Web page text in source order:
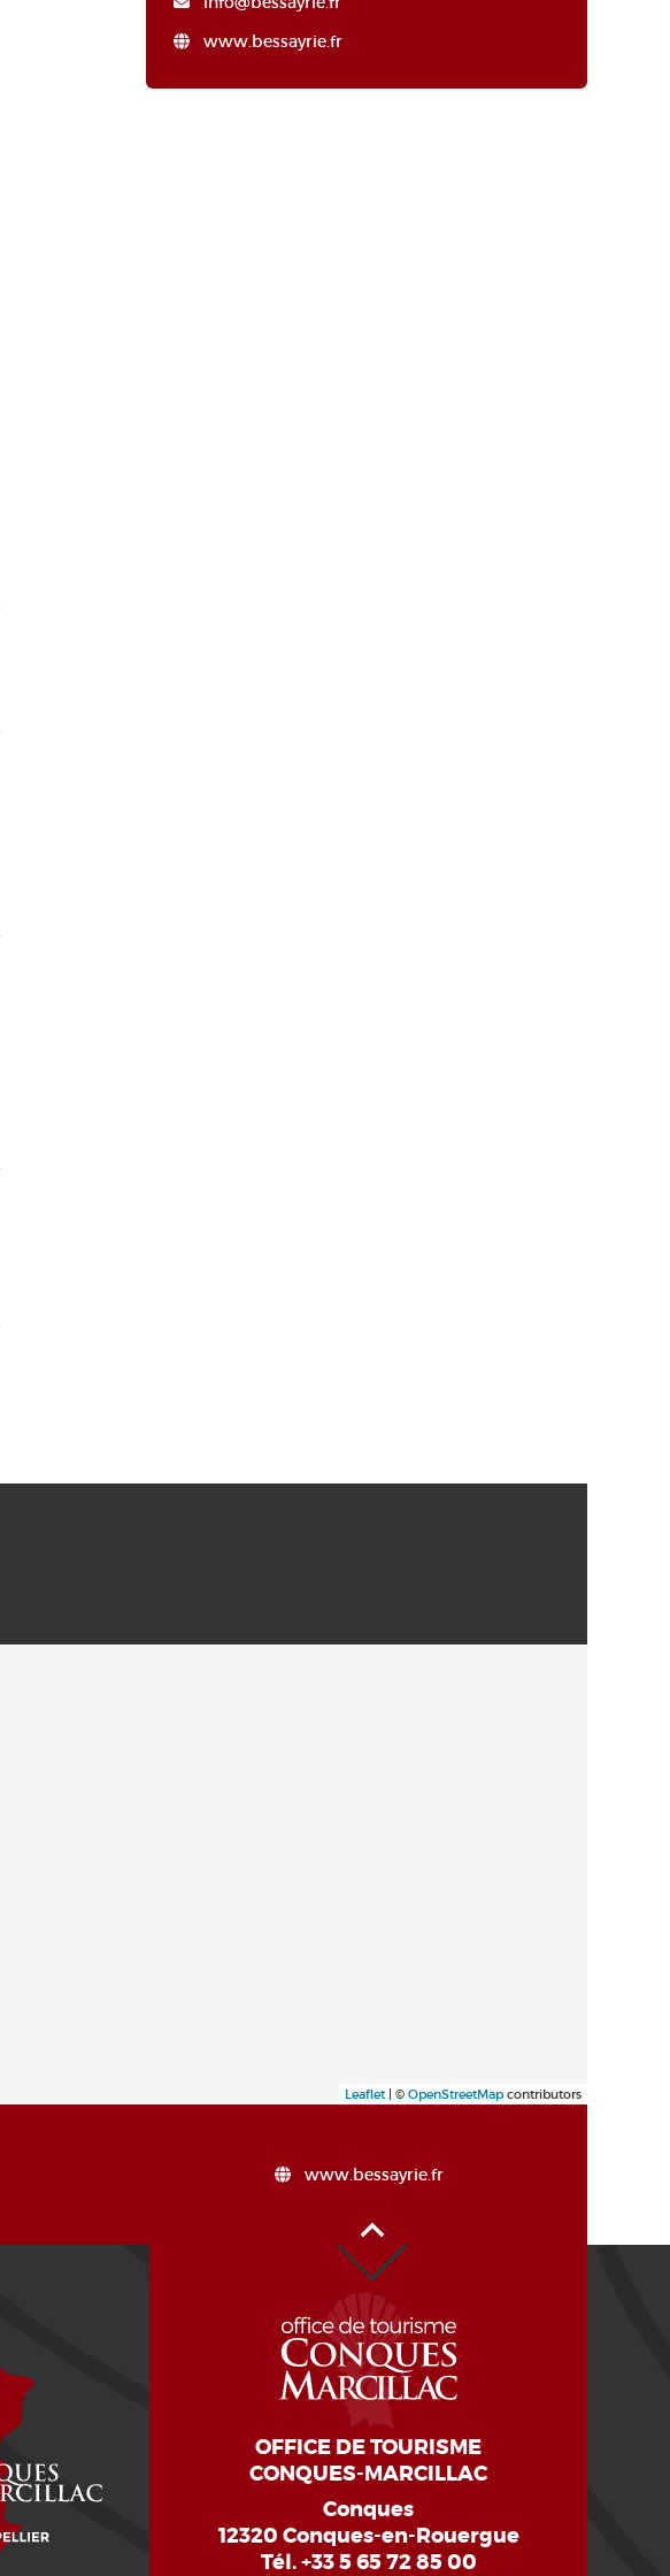
www.bessayrie.fr
Leaflet| © OpenStreetMap contributors
www.bessayrie.fr
OFFICE DE TOURISME
CONQUES-MARCILLAC
Conques
12320 Conques-en-Rouergue
Tél.+33 5 65 72 85 00